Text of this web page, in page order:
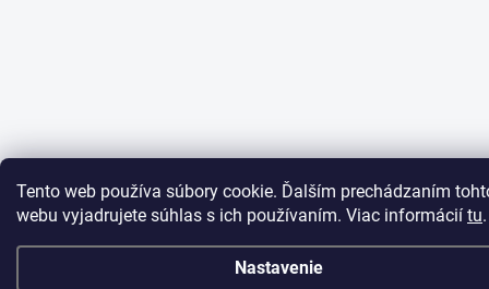
Tento web používa súbory cookie. Ďalším prechádzaním
webu vyjadrujete súhlas s ich používaním. Viac informácií tu.
Nastavenie